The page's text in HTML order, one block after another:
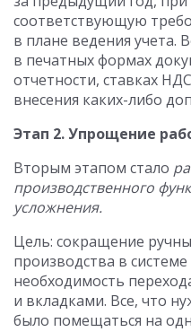
соответствующую
в плане ведения учета.
в печатных формах
отчетности, ставках
внесения каких-либо
Этап 2. Упрощение
Вторым этапом стало
производственного
усложнения.
Цель: сокращение
производства в
необходимость
и вкладками. Все, что
было помещаться на